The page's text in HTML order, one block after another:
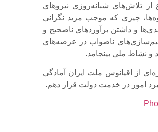
تلاش‌های شبانه‌روزی نیروهای
چیزی که موجب مزید نگرانی
و داشتن برآوردهای ناصحیح و
ناصواب در عرصه‌های
و نشاط ملی بینجامد.
از اقیانوس ملت ایران آمادگی
امور در خدمت دولت قرار دهم.